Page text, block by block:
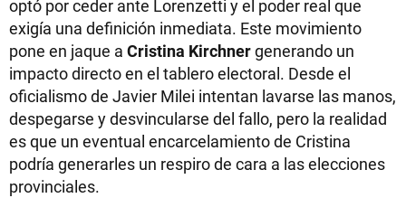
optó por ceder ante Lorenzetti y el poder real que
exigía una definición inmediata. Este movimiento
pone en jaque a Cristina Kirchnergenerando un
impacto directo en el tablero electoral. Desde el
oficialismo de Javier Milei intentan lavarse las manos,
despegarse y desvincularse del fallo, pero la realidad
es que un eventual encarcelamiento de Cristina
podría generarles un respiro de cara a las elecciones
provinciales.